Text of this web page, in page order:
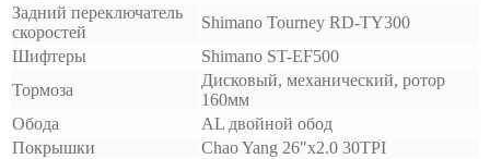
Задний переключатель
скоростей
Shimano Tourney RD-TY300
Шифтеры
Shimano ST-EF500
Тормоза
Дисковый, механический, ротор
160мм
Обода
AL двойной обод
Покрышки
Chao Yang 26″х2.0 30TPI